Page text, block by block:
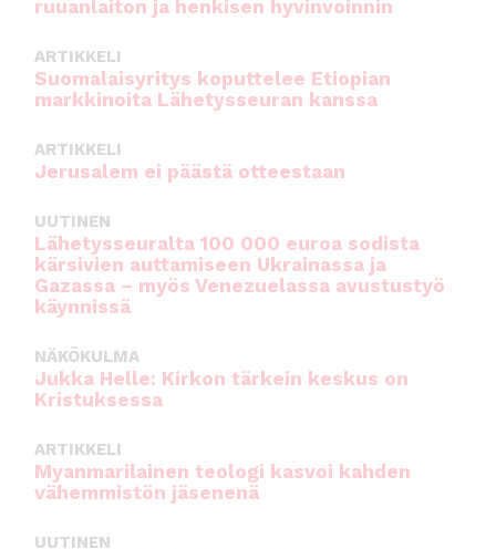
ruuanlaiton ja henkisen hyvinvoinnin
ARTIKKELI
Suomalaisyritys koputtelee Etiopian
markkinoita Lähetysseuran kanssa
ARTIKKELI
Jerusalem ei päästä otteestaan
UUTINEN
Lähetysseuralta 100 000 euroa sodista
kärsivien auttamiseen Ukrainassa ja
Gazassa – myös Venezuelassa avustustyö
käynnissä
NÄKÖKULMA
Jukka Helle: Kirkon tärkein keskus on
Kristuksessa
ARTIKKELI
Myanmarilainen teologi kasvoi kahden
vähemmistön jäsenenä
UUTINEN